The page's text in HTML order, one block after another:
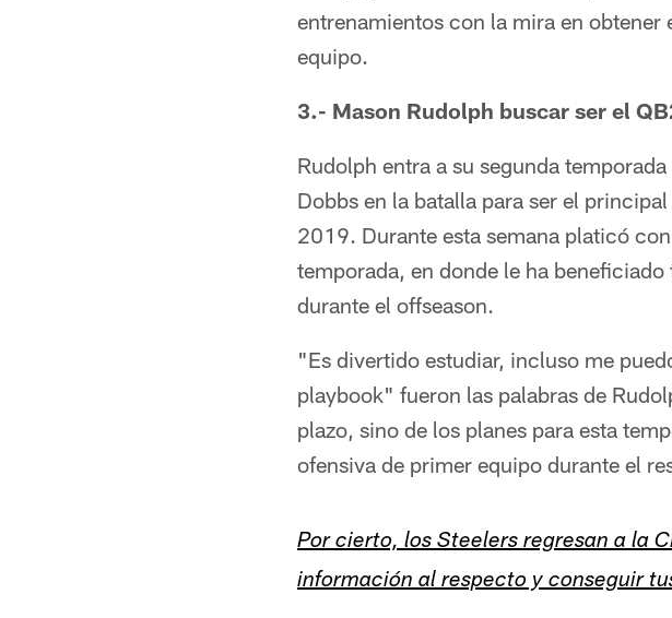
entrenamientos con la mira en
equipo.
3.- Mason Rudolph buscar ser el
Rudolph entra a su segunda
Dobbs en la batalla para ser el
2019. Durante esta semana platicó
temporada, en donde le ha
durante el offseason.
"Es divertido estudiar, incluso me
playbook" fueron las palabras de
plazo, sino de los planes para esta
ofensiva de primer equipo durante el
Por cierto, los Steelers regresan a la
información al respecto y conseguir